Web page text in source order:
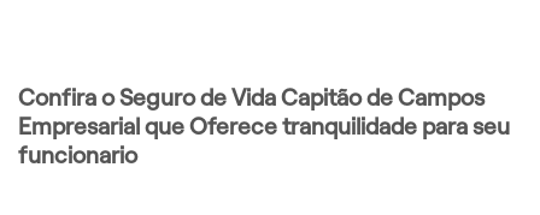
Confira o Seguro de Vida Capitão de Campos
Empresarial que Oferece tranquilidade para seu
funcionario